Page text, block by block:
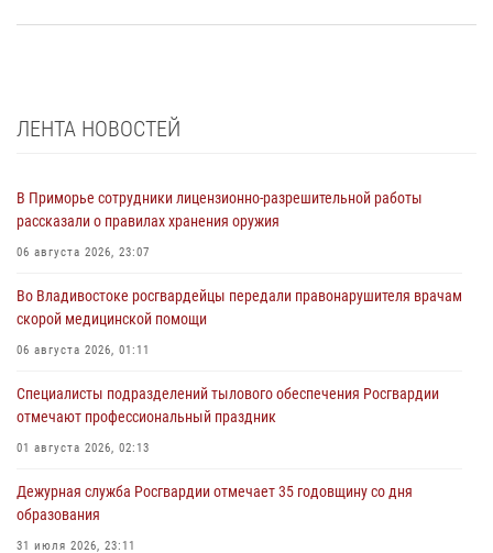
ЛЕНТА НОВОСТЕЙ
В Приморье сотрудники лицензионно-разрешительной работы
рассказали о правилах хранения оружия
06 августа 2026, 23:07
Во Владивостоке росгвардейцы передали правонарушителя врачам
скорой медицинской помощи
06 августа 2026, 01:11
Специалисты подразделений тылового обеспечения Росгвардии
отмечают профессиональный праздник
01 августа 2026, 02:13
Дежурная служба Росгвардии отмечает 35 годовщину со дня
образования
31 июля 2026, 23:11